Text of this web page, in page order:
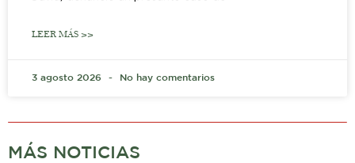
LEER MÁS >>
3 agosto 2026 No hay comentarios
MÁS NOTICIAS